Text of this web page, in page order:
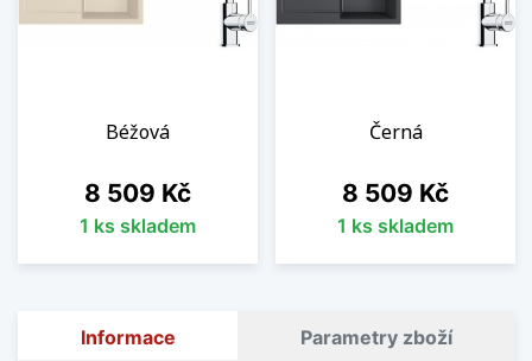
Béžová
Cena
8 509 Kč
1 ks skladem
Černá
Cena
8 509 Kč
1 ks skladem
Informace Parametry zboží